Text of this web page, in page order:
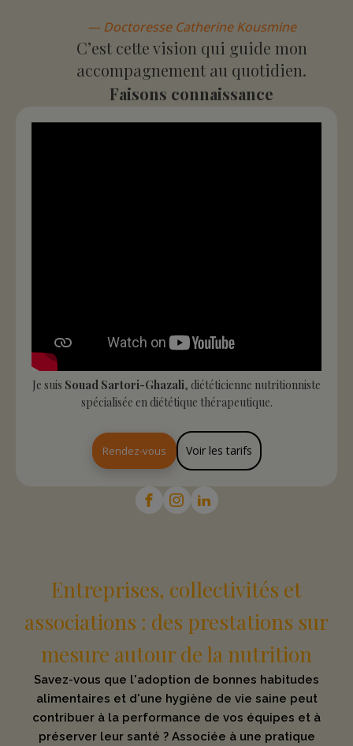
— Doctoresse Catherine Kousmine
C’est cette vision qui guide mon
accompagnement au quotidien.
Faisons connaissance
Je suis Souad Sartori-Ghazali, diététicienne nutritionniste
spécialisée en diététique thérapeutique.
Rendez-vous Voir les tarifs
Entreprises, collectivités et
associations : des prestations sur
mesure autour de la nutrition
Savez-vous que l'adoption de bonnes habitudes
alimentaires et d'une hygiène de vie saine peut
contribuer à la performance de vos équipes et à
préserver leur santé ? Associée à une pratique